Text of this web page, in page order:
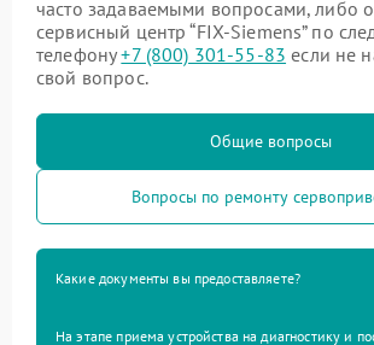
часто задаваемыми вопросами, либо
сервисный центр “FIX-Siemens” по
телефону+7 (800) 301-55-83 если не
свой вопрос.
Общие вопросы
Вопросы по ремонту
Какие документы вы предоставляете?
На этапе приема устройства на диагностику и